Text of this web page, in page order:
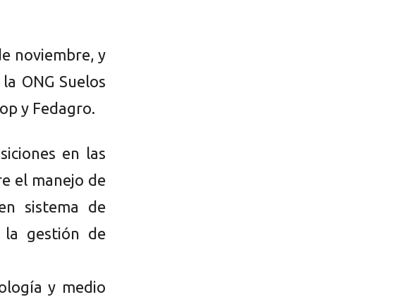
noviembre, y
ONG Suelos
y Fedagro.
en las
el manejo de
sistema de
la gestión de
y medio